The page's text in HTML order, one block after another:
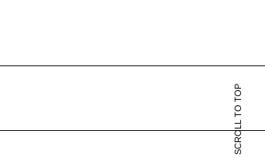
SCROLL TO TOP